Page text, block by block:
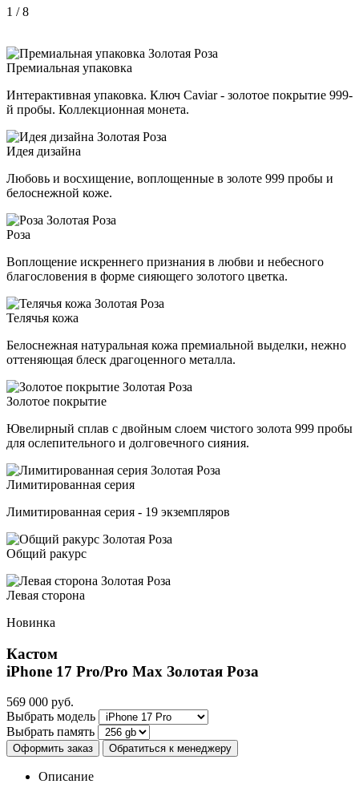
1 / 8
Премиальная упаковка
Интерактивная упаковка. Ключ Caviar - золотое покрытие 999-
й пробы. Коллекционная монета.
Идея дизайна
Любовь и восхищение, воплощенные в золоте 999 пробы и
белоснежной коже.
Роза
Воплощение искреннего признания в любви и небесного
благословения в форме сияющего золотого цветка.
Телячья кожа
Белоснежная натуральная кожа премиальной выделки, нежно
оттеняющая блеск драгоценного металла.
Золотое покрытие
Ювелирный сплав с двойным слоем чистого золота 999 пробы
для ослепительного и долговечного сияния.
Лимитированная серия
Лимитированная серия - 19 экземпляров
Общий ракурс
Левая сторона
Новинка
Кастом
iPhone 17 Pro/Pro Max Золотая Роза
569 000 руб.
Выбрать модель
Выбрать память
Оформить заказ Обратиться к менеджеру
Описание